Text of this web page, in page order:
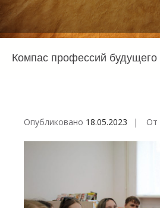
Компас профессий будущего
Опубликовано 18.05.2023 От
Навигация
записям